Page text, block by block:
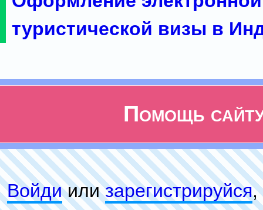
туристической визы в
Помощь
Войдиилизарeгиcтpируйся,